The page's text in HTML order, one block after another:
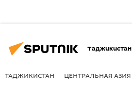
Таджикистан
ТАДЖИКИСТАН ЦЕНТРАЛЬНАЯ АЗИЯ